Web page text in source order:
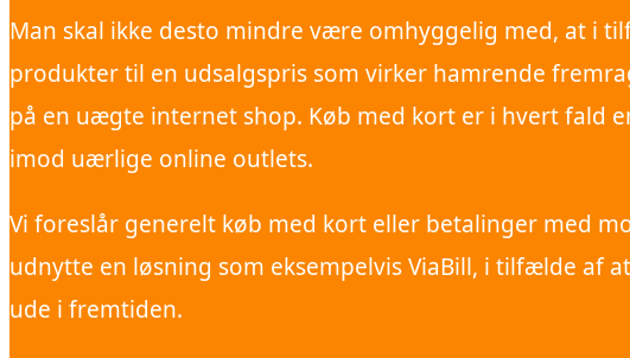
Man skal ikke desto mindre være omhyggelig med, at i
produkter til en udsalgspris som virker hamrende
på en uægte internet shop. Køb med kort er i hvert fald
imod uærlige online outlets.
Vi foreslår generelt køb med kort eller betalinger med
udnytte en løsning som eksempelvis ViaBill, i tilfælde
ude i fremtiden.